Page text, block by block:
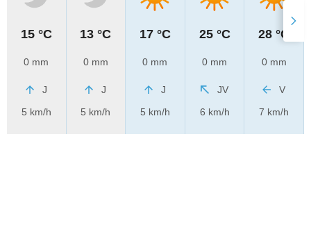
15 °C
0 mm
J
5 km/h
13 °C
0 mm
J
5 km/h
17 °C
0 mm
J
5 km/h
25 °C
0 mm
JV
6 km/h
28 °C
0 mm
V
7 km/h